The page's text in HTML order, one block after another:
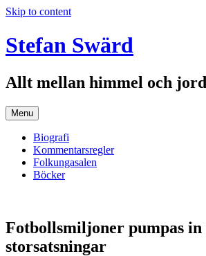
Skip to content
Stefan Swärd
Allt mellan himmel och jord
Menu
Biografi
Kommentarsregler
Folkungasalen
Böcker
Fotbollsmiljoner pumpas
storsatsningar